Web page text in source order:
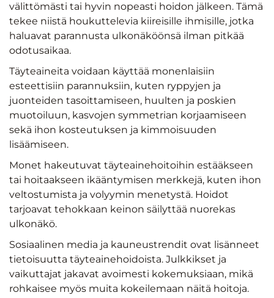
välittömästi tai hyvin nopeasti hoidon jälkeen. Tämä
tekee niistä houkuttelevia kiireisille ihmisille, jotka
haluavat parannusta ulkonäköönsä ilman pitkää
odotusaikaa.
Täyteaineita voidaan käyttää monenlaisiin
esteettisiin parannuksiin, kuten ryppyjen ja
juonteiden tasoittamiseen, huulten ja poskien
muotoiluun, kasvojen symmetrian korjaamiseen
sekä ihon kosteutuksen ja kimmoisuuden
lisäämiseen.
Monet hakeutuvat täyteainehoitoihin estääkseen
tai hoitaakseen ikääntymisen merkkejä, kuten ihon
veltostumista ja volyymin menetystä. Hoidot
tarjoavat tehokkaan keinon säilyttää nuorekas
ulkonäkö.
Sosiaalinen media ja kauneustrendit ovat lisänneet
tietoisuutta täyteainehoidoista. Julkkikset ja
vaikuttajat jakavat avoimesti kokemuksiaan, mikä
rohkaisee myös muita kokeilemaan näitä hoitoja.